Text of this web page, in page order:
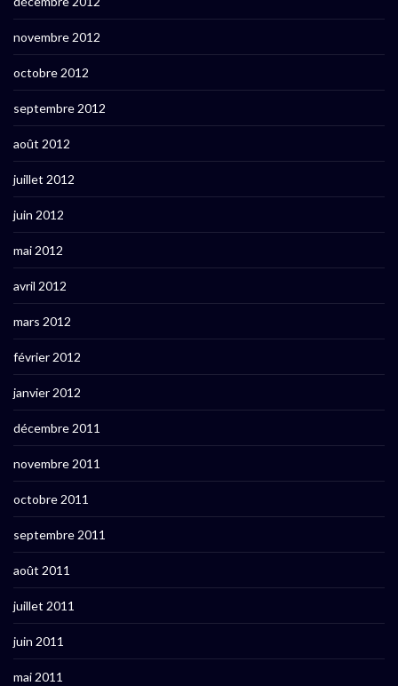
novembre 2012
octobre 2012
septembre 2012
août 2012
juillet 2012
juin 2012
mai 2012
avril 2012
mars 2012
février 2012
janvier 2012
décembre 2011
novembre 2011
octobre 2011
septembre 2011
août 2011
juillet 2011
juin 2011
mai 2011